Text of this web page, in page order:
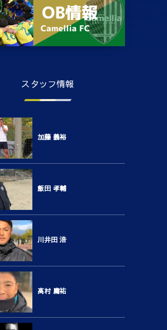
スタッフ情報
加藤 義裕
飯田 孝輔
川井田 浩
高村 庸祐